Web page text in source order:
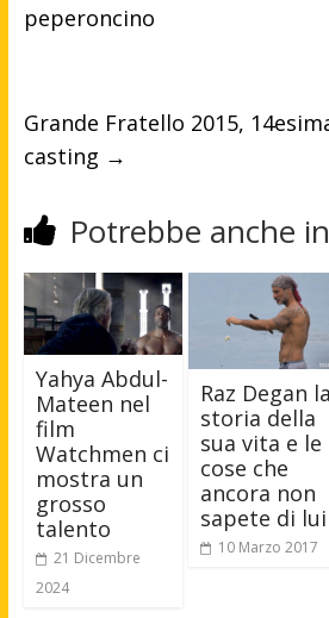
peperoncino
Grande Fratello 2015,
casting →
Potrebbe anche
Yahya Abdul-
Mateen nel
film
Watchmen ci
mostra un
grosso
talento
21 Dicembre
2024
Raz Degan la
storia della
sua vita e le
cose che
ancora non
sapete di lui
10 Marzo 2017